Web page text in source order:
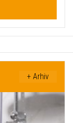
+ Arhiv